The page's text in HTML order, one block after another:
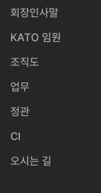
회장인사말
KATO 임원
조직도
업무
정관
CI
오시는 길